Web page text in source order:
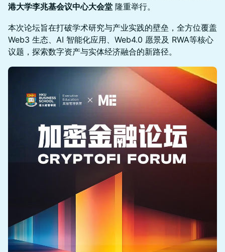
港大学李兆基会议中心大会堂 隆重举行。
本次论坛旨在打破学术研究与产业实践的壁垒，全方位覆盖
Web3 生态、AI 智能化应用、Web4.0 愿景及 RWA等核心
议题，探索数字资产与实体经济融合的新路径。